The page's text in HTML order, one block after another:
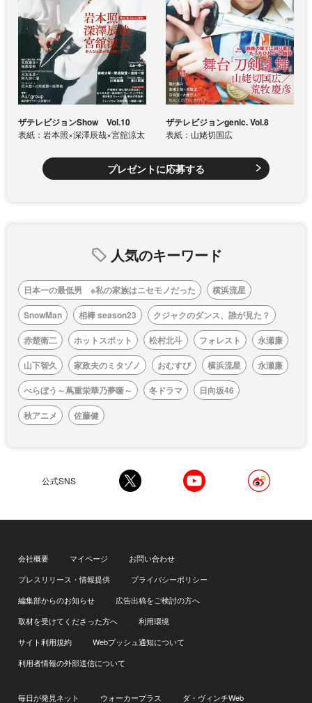
ザテレビジョンShow Vol.10
表紙：岩本照×深澤辰哉×宮舘涼太
ザテレビジョンgenic. Vol.8
表紙：山姥切国広
プレゼントに応募する
人気のキーワード
日本一の最低男 ※私の家族はニセモノだった
横浜流星
SnowMan
相棒 season23
クジャクのダンス、誰が見た？
赤楚衛二
ホットスポット 松村北斗 フォレスト
永瀬廉
山下智久
家政夫のミタゾノ おむすび 横浜流星
永瀬廉
べらぼう～蔦重栄華乃夢噺～
冬ドラマ
日向坂46
秋アニメ
佐藤健
公式SNS
会社概要 マイページ
お問い合わせ
プレスリリース・情報提供
プライバシーポリシー
編集部からのお知らせ
広告出稿をご検討の方へ
取材を受けてくださった方へ
利用環境
サイト利用規約
Webプッシュ通知について
利用者情報の外部送信について
毎日が発見ネット ウォーカープラス ダ・ヴィンチWeb